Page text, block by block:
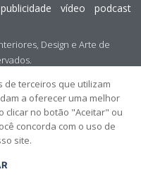
Design e Arte de
publicidade vídeo podcast
de terceiros que utilizam
a oferecer uma melhor
clicar no botão "Aceitar" ou
concorda com o uso de
site.